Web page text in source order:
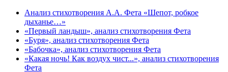
Анализ стихотворения А.А. Фета «Шепот, робкое
дыханье…»
«Первый ландыш», анализ стихотворения Фета
«Буря», анализ стихотворения Фета
«Бабочка», анализ стихотворения Фета
«Какая ночь! Как воздух чист...», анализ стихотворения
Фета